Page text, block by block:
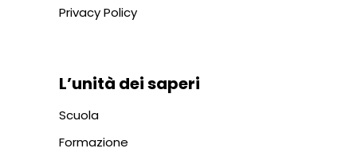
Privacy Policy
L’unità dei saperi
Scuola
Formazione